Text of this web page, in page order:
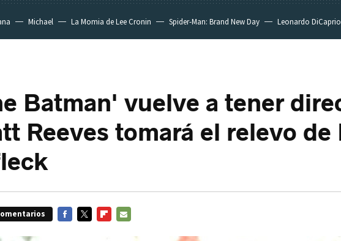
Michael La Momia de Lee Cronin Spider-Man: Brand New Day Leonardo DiCaprio
Batman' vuelve a tener
Reeves tomará el relevo de